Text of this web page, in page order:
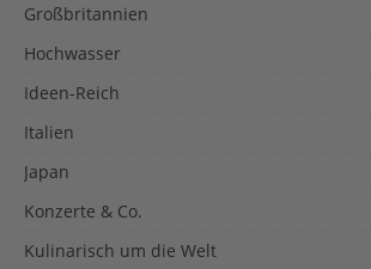
Großbritannien
Hochwasser
Ideen-Reich
Italien
Japan
Konzerte & Co.
Kulinarisch um die Welt